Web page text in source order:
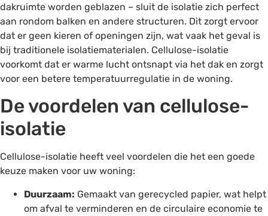
dakruimte worden geblazen – sluit de isolatie zich perfect
aan rondom balken en andere structuren. Dit zorgt ervoor
dat er geen kieren of openingen zijn, wat vaak het geval is
bij traditionele isolatiematerialen. Cellulose-isolatie
voorkomt dat er warme lucht ontsnapt via het dak en zorgt
voor een betere temperatuurregulatie in de woning.
De voordelen van cellulose-
isolatie
Cellulose-isolatie heeft veel voordelen die het een goede
keuze maken voor uw woning:
Duurzaam: Gemaakt van gerecycled papier, wat helpt
om afval te verminderen en de circulaire economie te